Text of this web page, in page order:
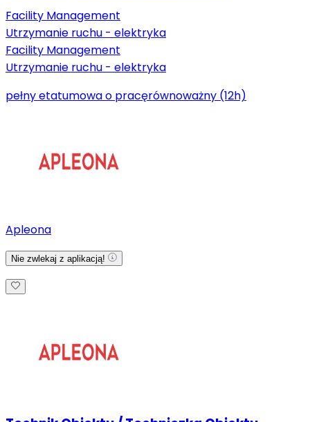
Facility Management
Utrzymanie ruchu - elektryka
Facility Management
Utrzymanie ruchu - elektryka
pełny etatumowa o pracęrównoważny (12h)
Apleona
Nie zwlekaj z aplikacją!